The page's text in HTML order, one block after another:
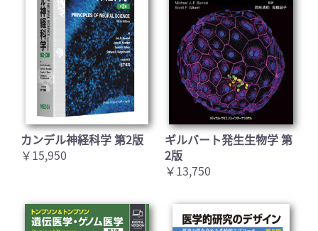
カンデル神経科学 第2版
￥15,950
ギルバート発生生物学 第
2版
￥13,750